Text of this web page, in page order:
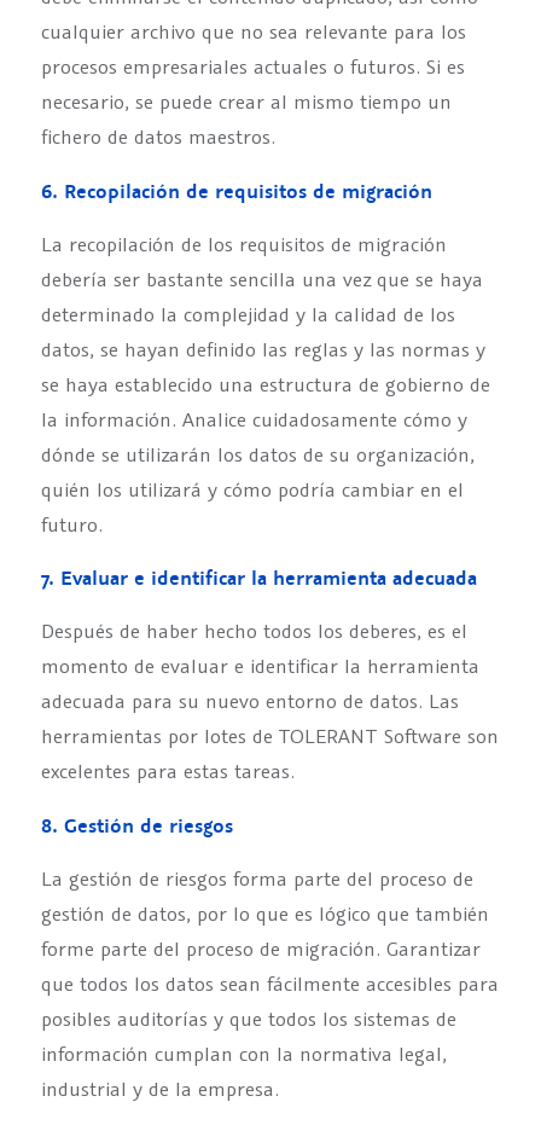
cualquier archivo que no sea relevante para los
procesos empresariales actuales o futuros. Si es
necesario, se puede crear al mismo tiempo un
fichero de datos maestros.
6. Recopilación de requisitos de migración
La recopilación de los requisitos de migración
debería ser bastante sencilla una vez que se haya
determinado la complejidad y la calidad de los
datos, se hayan definido las reglas y las normas y
se haya establecido una estructura de gobierno de
la información. Analice cuidadosamente cómo y
dónde se utilizarán los datos de su organización,
quién los utilizará y cómo podría cambiar en el
futuro.
7. Evaluar e identificar la herramienta adecuada
Después de haber hecho todos los deberes, es el
momento de evaluar e identificar la herramienta
adecuada para su nuevo entorno de datos. Las
herramientas por lotes de TOLERANT Software son
excelentes para estas tareas.
8. Gestión de riesgos
La gestión de riesgos forma parte del proceso de
gestión de datos, por lo que es lógico que también
forme parte del proceso de migración. Garantizar
que todos los datos sean fácilmente accesibles para
posibles auditorías y que todos los sistemas de
información cumplan con la normativa legal,
industrial y de la empresa.